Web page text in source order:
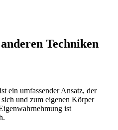
Techniken
ist ein umfassender Ansatz, der
und zum eigenen Körper
ist